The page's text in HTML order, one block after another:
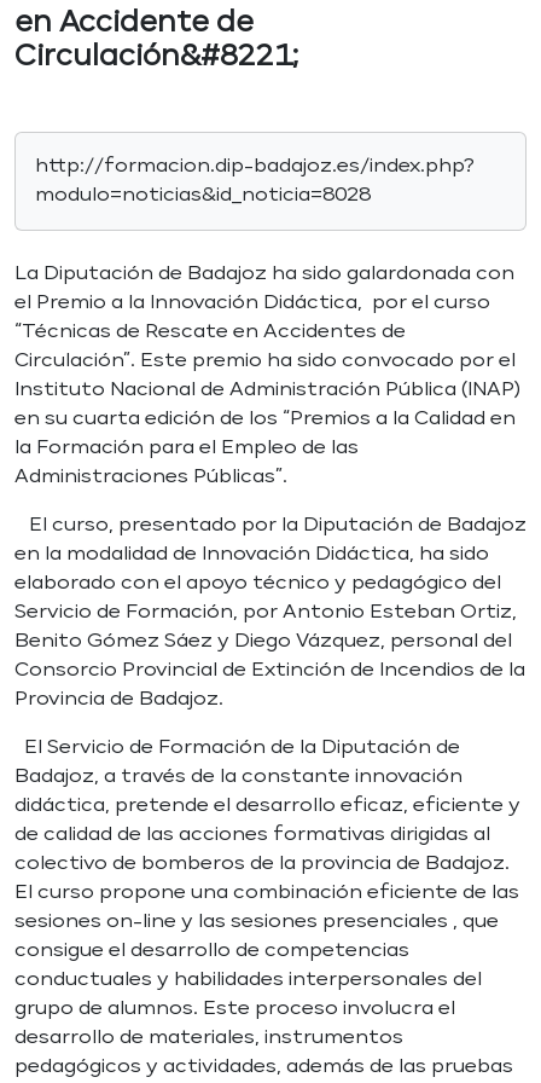
en Accidente de
Circulación&#8221;
http://formacion.dip-badajoz.es/index.php?
modulo=noticias&id_noticia=8028
La Diputación de Badajoz ha sido galardonada con
el Premio a la Innovación Didáctica, por el curso
“Técnicas de Rescate en Accidentes de
Circulación”. Este premio ha sido convocado por el
Instituto Nacional de Administración Pública (INAP)
en su cuarta edición de los “Premios a la Calidad en
la Formación para el Empleo de las
Administraciones Públicas”.
El curso, presentado por la Diputación de Badajoz
en la modalidad de Innovación Didáctica, ha sido
elaborado con el apoyo técnico y pedagógico del
Servicio de Formación, por Antonio Esteban Ortiz,
Benito Gómez Sáez y Diego Vázquez, personal del
Consorcio Provincial de Extinción de Incendios de la
Provincia de Badajoz.
El Servicio de Formación de la Diputación de
Badajoz, a través de la constante innovación
didáctica, pretende el desarrollo eficaz, eficiente y
de calidad de las acciones formativas dirigidas al
colectivo de bomberos de la provincia de Badajoz.
El curso propone una combinación eficiente de las
sesiones on-line y las sesiones presenciales , que
consigue el desarrollo de competencias
conductuales y habilidades interpersonales del
grupo de alumnos. Este proceso involucra el
desarrollo de materiales, instrumentos
pedagógicos y actividades, además de las pruebas